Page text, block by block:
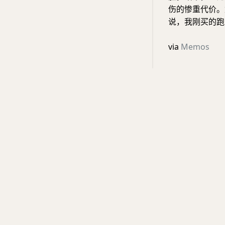
伤的惨重代价
说，我刚买的
via Memos